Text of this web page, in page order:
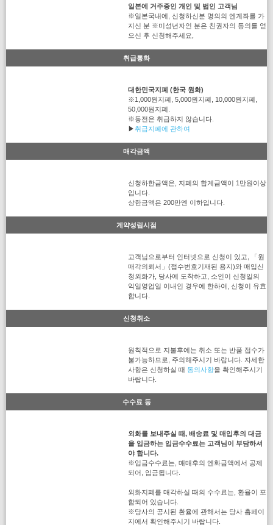
일본에 거주중인 개인 및 법인 고객님
※일본국내에, 신청하신분 명의의 엔계좌를 가
지신 분 ※미성년자인 분은 친권자의 동의를 얻
으신 후 신청해주세요,
취급통화
대한민국지폐 (한국 원화)
※1,000원지폐, 5,000원지폐, 10,000원지폐,
50,000원지폐.
※동전은 취급하지 않습니다.
▶취급지폐에 관하여
매각금액
신청하한금액은, 지폐의 합계금액이 1만원이상
입니다.
상한금액은 200만엔 이하입니다.
계약성립시점
고객님으로부터 인터넷으로 신청이 있고, 「원
매각의뢰서」(접수번호기재된 용지)와 매입신
청외화가, 당사에 도착하고, 소인이 신청일의
익일영업일 이내인 경우에 한하여, 신청이 유효
합니다.
신청취소
원칙적으로 지불후에는 취소 또는 반품 접수가
불가능하므로, 주의해주시기 바랍니다. 자세한
사항은 신청하실 때 동의사항을 확인해주시기
바랍니다.
수수료 등
외화를 보내주실 때, 배송료 및 매입후의 대금
을 입금하는 입금수수료는 고객님이 부담하셔
야 합니다.
※입금수수료는, 매매후의 엔화금액에서 공제
되어, 입금됩니다.
외화지폐를 매각하실 때의 수수료는, 환율이 포
함되어 있습니다.
※당사의 공시된 환율에 관해서는 당사 홈페이
지에서 확인해주시기 바랍니다.